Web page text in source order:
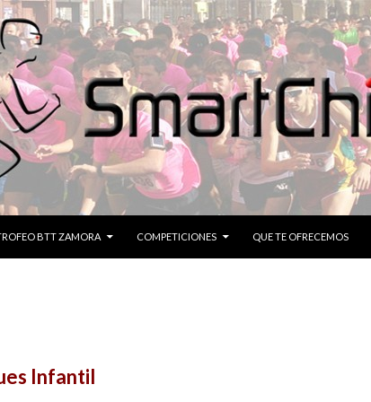
BTT ZAMORA COMPETICIONES QUE TE OFRECEMOS
Infantil